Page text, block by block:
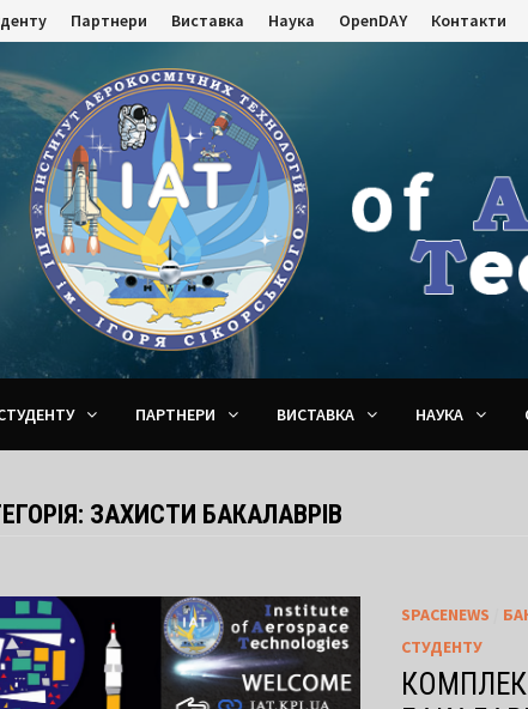
Партнери Виставка Наука OpenDAY Контакти
ПАРТНЕРИ ВИСТАВКА НАУКА
ЗАХИСТИ БАКАЛАВРІВ
SPACENEWS
СТУДЕНТУ